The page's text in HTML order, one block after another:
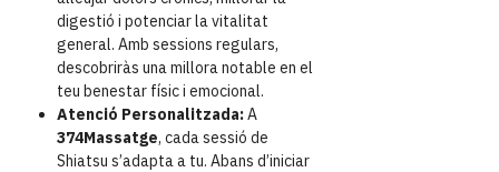
digestió i potenciar la vitalitat
general. Amb sessions regulars,
descobriràs una millora notable en el
teu benestar físic i emocional.
Atenció Personalitzada:A
374Massatge, cada sessió de
Shiatsu s’adapta a tu. Abans d’iniciar